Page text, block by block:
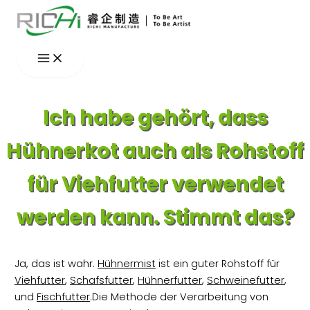
Zum
Inhalt
Ich habe gehört, dass
Hühnerkot auch als Rohstoff
für Viehfutter verwendet
werden kann. Stimmt das?
Ja, das ist wahr. Hühnermist ist ein guter Rohstoff für
Viehfutter, Schafsfutter, Hühnerfutter, Schweinefutter,
und Fischfutter.Die Methode der Verarbeitung von